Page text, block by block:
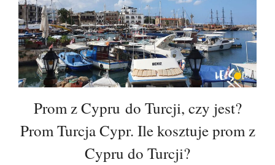
Prom z Cypru do Turcji, czy jest?
Prom Turcja Cypr. Ile kosztuje prom z
Cypru do Turcji?